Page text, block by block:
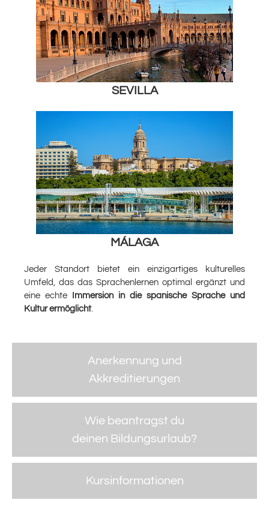
Anerkennung und
Akkreditierungen
Wie beantragst du
deinen Bildungsurlaub?
Kursinformationen
SEVILLA
MÁLAGA
Jeder Standort bietet ein einzigartiges kulturelles
Umfeld, das das Sprachenlernen optimal ergänzt und
eine echte
Immersion in die spanische Sprache und
Kultur ermöglicht.